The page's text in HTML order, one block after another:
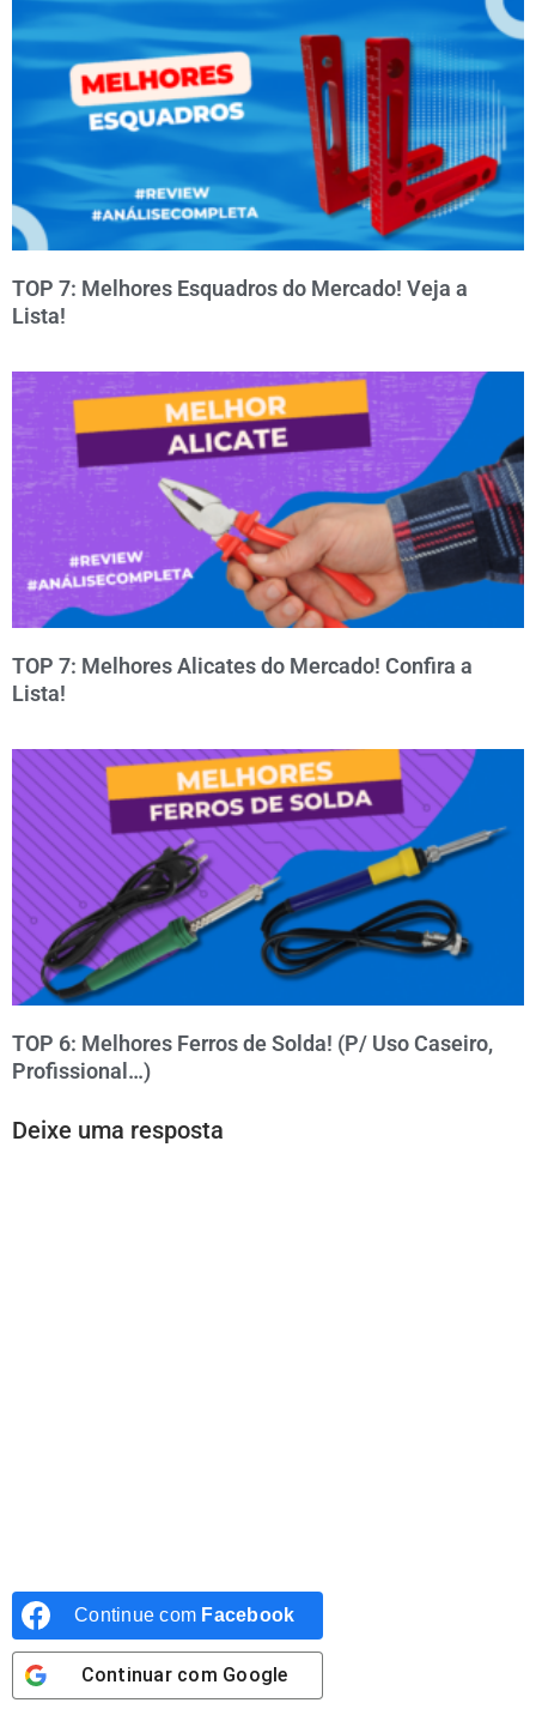
TOP 7: Melhores Esquadros do Mercado! Veja a
Lista!
TOP 7: Melhores Alicates do Mercado! Confira a
Lista!
TOP 6: Melhores Ferros de Solda! (P/ Uso Caseiro,
Profissional…)
Deixe uma resposta
Continue com Facebook
Continuar com Google